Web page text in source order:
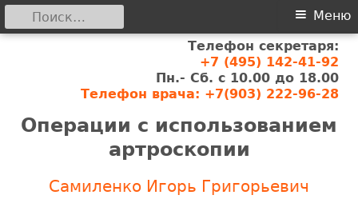
содержимому
Телефон секретаря:
+7 (495) 142-41-92
Пн.- Сб. с 10.00 до 18.00
Телефон врача: +7(903) 222-96-28
Операции с использованием
артроскопии
Самиленко Игорь Григорьевич
Основное
Меню
Найти: